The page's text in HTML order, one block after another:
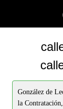
González de
la